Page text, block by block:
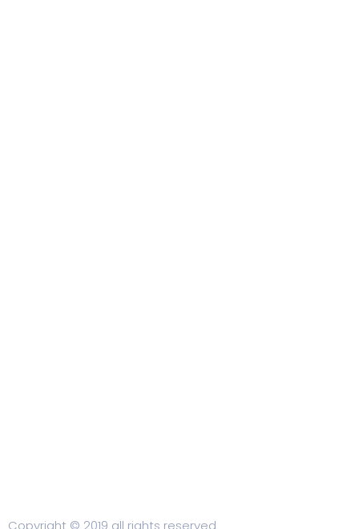
Copyright © 2019 all rights reserved